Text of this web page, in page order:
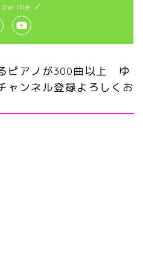
me ／
ピアノが300曲以上 ゆ
ンネル登録よろしくお